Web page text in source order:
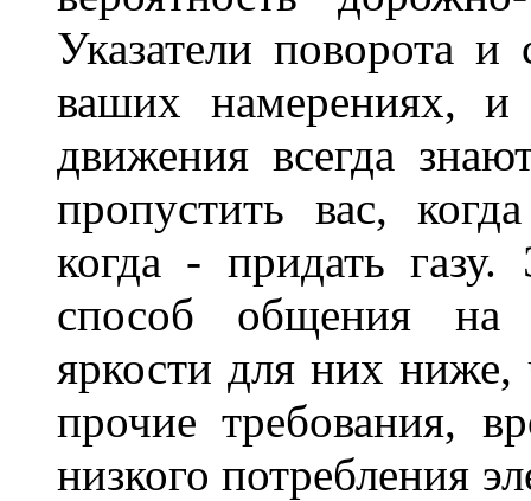
Указатели поворота и
ваших намерениях, и
движения всегда
пропустить вас,
когда - придать
способ общения на
яркости для них ниже,
прочие требования,
низкого потребления